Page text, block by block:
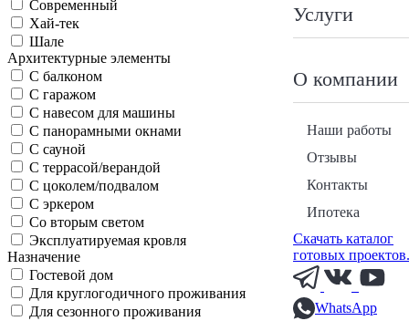
Услуги
О компании
Наши работы
Отзывы
Контакты
Ипотека
Скачать каталог
готовых
WhatsApp
Современный
Хай-тек
Шале
Архитектурные элементы
С балконом
С гаражом
С навесом для машины
С панорамными окнами
С сауной
С террасой/верандой
С цоколем/подвалом
С эркером
Со вторым светом
Эксплуатируемая кровля
Назначение
Гостевой дом
Для круглогодичного проживания
Для сезонного проживания